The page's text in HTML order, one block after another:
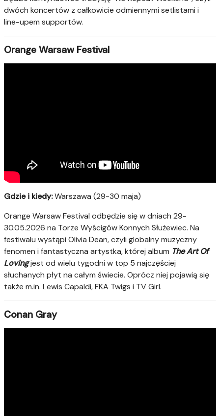
dwóch koncertów z całkowicie odmiennymi setlistami i
line-upem supportów.
Orange Warsaw Festival
Gdzie i kiedy:Warszawa (29-30 maja)
Orange Warsaw Festival odbędzie się w dniach 29-
30.05.2026 na Torze Wyścigów Konnych Służewiec. Na
festiwalu wystąpi Olivia Dean, czyli globalny muzyczny
fenomen i fantastyczna artystka, której album The Art Of
Lovingjest od wielu tygodni w top 5 najczęściej
słuchanych płyt na całym świecie. Oprócz niej pojawią się
także m.in. Lewis Capaldi, FKA Twigs i TV Girl.
Conan Gray